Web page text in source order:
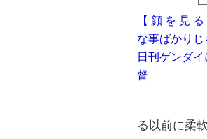
【 顔 を 見
な事ばかり
日刊ゲンダ
督
る以前に柔